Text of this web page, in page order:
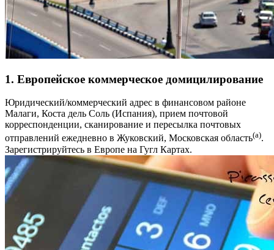
1. Европейское коммерческое домицилирование
Юридический/коммерческий адрес в финансовом районе
Малаги, Коста дель Соль (Испания), прием почтовой
корреспонденции, сканирование и пересылка почтовых
отправлений ежедневно в Жуковский, Московская область(a).
Зарегистрируйтесь в Европе на Гугл Картах.